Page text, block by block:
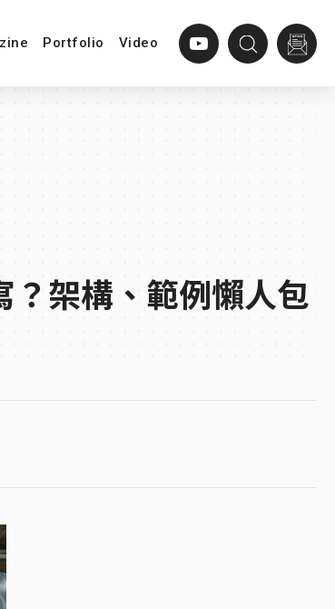
Portfolio Video
架構、範例懶人包